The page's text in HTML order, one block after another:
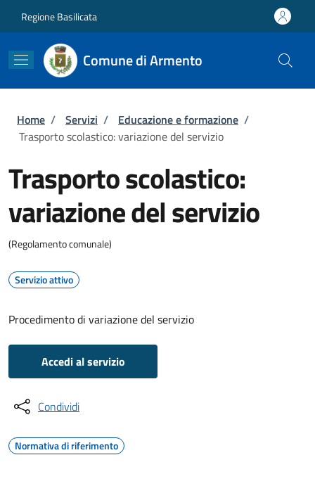
Regione Basilicata
Comune di Armento
Briciole di pane
Home / Servizi / Educazione e formazione /
Trasporto scolastico: variazione del servizio
Trasporto scolastico:
variazione del servizio
(Regolamento comunale)
Servizio attivo
Procedimento di variazione del servizio
Accedi al servizio
Condividi
Normativa di riferimento